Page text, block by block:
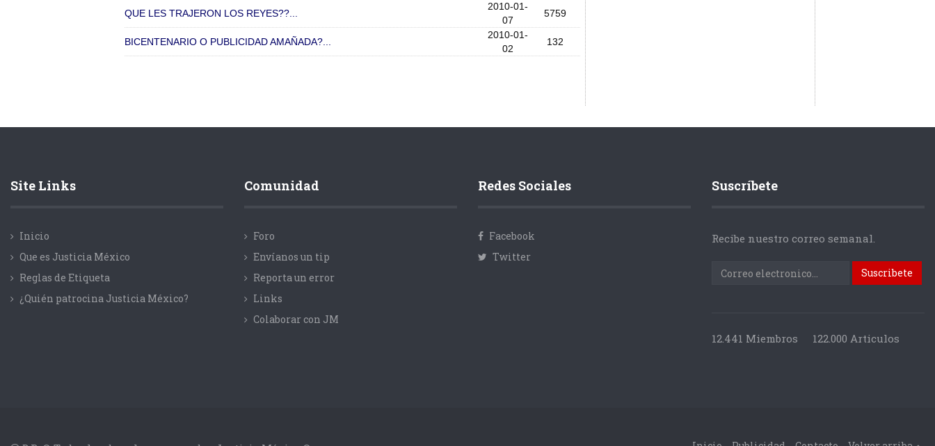
QUE LES TRAJERON LOS REYES??...
2010-01-
07
5759
BICENTENARIO O PUBLICIDAD AMAÑADA?...
2010-01-
02
132
Site Links
Inicio
Que es Justicia México
Reglas de Etiqueta
¿Quién patrocina Justicia México?
Comunidad
Foro
Envíanos un tip
Reporta un error
Links
Colaborar con JM
Redes Sociales
Facebook
Twitter
Suscríbete
Recibe nuestro correo semanal.
12.441 Miembros 122.000 Articulos